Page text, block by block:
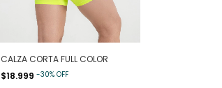
CALZA CORTA FULL COLOR
$18.999 -30% OFF